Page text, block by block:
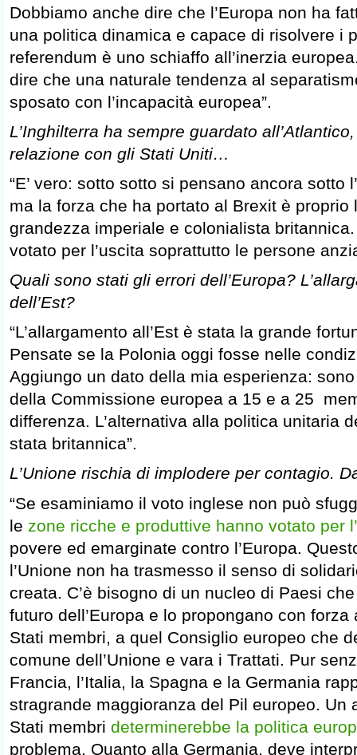
Dobbiamo anche dire che l’Europa non ha
una politica dinamica e capace di risolvere i
referendum è uno schiaffo all’inerzia
dire che una naturale tendenza al
sposato con l’incapacità europea”.
L’Inghilterra ha sempre guardato
relazione con gli Stati Uniti…
“E’ vero: sotto sotto si pensano ancora sotto
ma la forza che ha portato al Brexit è proprio
grandezza imperiale e colonialista
votato per l’uscita soprattutto le persone
Quali sono stati gli errori dell’Europa?
dell’Est?
“L’allargamento all’Est è stata la grande
Pensate se la Polonia oggi fosse nelle
Aggiungo un dato della mia esperienza:
della Commissione europea a 15 e a 25
differenza. L’alternativa alla politica unitaria
stata britannica”.
L’Unione rischia di implodere per contagio.
“Se esaminiamo il voto inglese non può
le zone ricche e produttive hanno votato per
povere ed emarginate contro l’Europa.
l’Unione non ha trasmesso il senso di
creata. C’è bisogno di un nucleo di Paesi
futuro dell’Europa e lo propongano con
Stati membri, a quel Consiglio europeo che
comune dell’Unione e vara i Trattati. Pur
Francia, l’Italia, la Spagna e la Germania
stragrande maggioranza del Pil europeo. Un
Stati membri determinerebbe la politica
problema. Quanto alla Germania, deve